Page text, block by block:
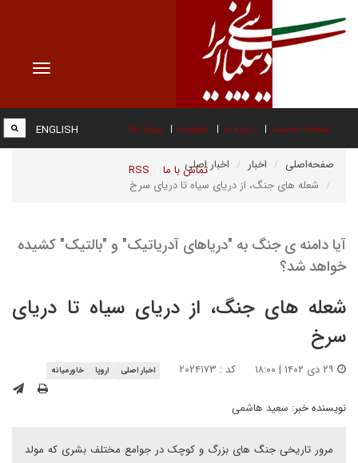
Toggle
صفحه نخست درباره ما عضویت پیوند ها
تماس با ما RSS
ENGLISH
صفحه‌اصلی اخبار
اخبار اصلی
شعله های جنگ، از دریای سیاه تا دریای سرخ
آیا دامنه ی جنگ به "دریاهای آدریاتیک" و "بالتیک" کشیده
خواهد شد؟
شعله های جنگ، از دریای سیاه تا دریای
سرخ
کد : ۲۰۲۴۱۷۳ اخبار اصلی اروپا خاورمیانه
نویسنده خبر: سعید هاشمی
مرور تاریخی جنگ های بزرگ و کوچک در جوامع مختلف بشری که مولد